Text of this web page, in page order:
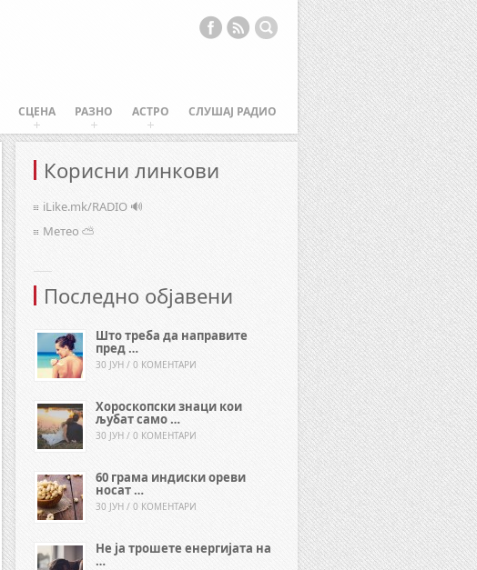
СЦЕНА РАЗНО АСТРО СЛУШАЈ РАДИО
Корисни линкови
iLike.mk/RADIO 🔊
Метео ⛅
Последно објавени
Што треба да направите
пред …
30 ЈУН / 0 КОМЕНТАРИ
Хороскопски знаци кои
љубат само …
30 ЈУН / 0 КОМЕНТАРИ
60 грама индиски ореви
носат …
30 ЈУН / 0 КОМЕНТАРИ
Не ја трошете енергијата на
…